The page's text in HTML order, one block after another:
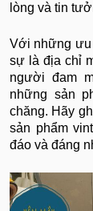
lòng và tin
Với những ưu
sự là địa chỉ
người đam
những sản
chăng. Hãy
sản phẩm
đáo và đáng